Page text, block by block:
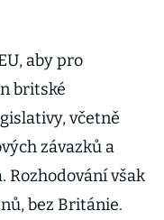
aby pro
britské
včetně
závazků a
Rozhodování však
bez Británie.